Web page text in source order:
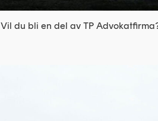
Vil du bli en del av TP